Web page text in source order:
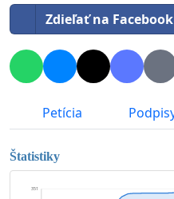
Zdieľať na
Petícia
Štatistiky
351